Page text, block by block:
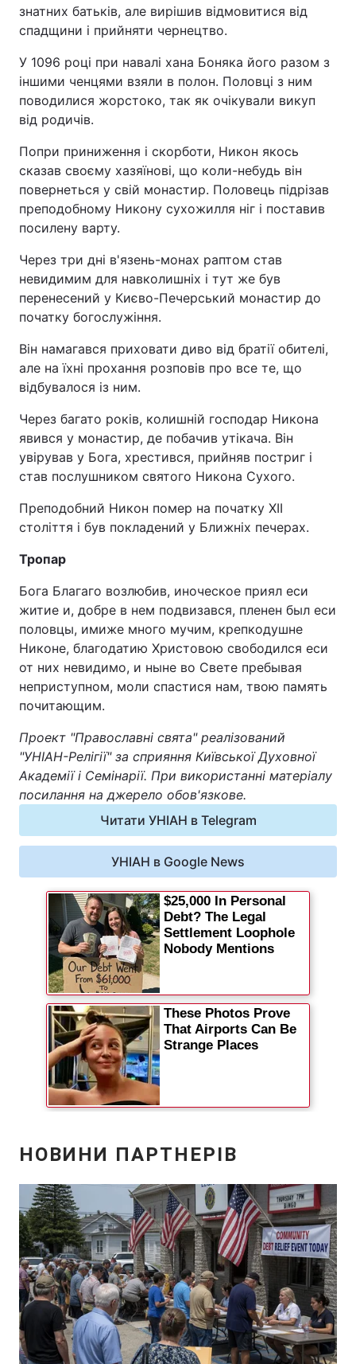
Київ Львів
Дніпро Харків
Одеса
Спорт Наука
Техно і зв'язок Лайт
Здоров'я Туризм
Відео з Youtube Статті
Інтерв'ю Думки
Архів Вакансії
Контакти
ПОСЛУГИ
Реклама на сайті Фотобанк
Моніторинг Пресцентр
знатних батьків, але вирішив відмовитися від
спадщини і прийняти чернецтво.
У 1096 році при навалі хана Боняка його разом з
іншими ченцями взяли в полон. Половці з ним
поводилися жорстоко, так як очікували викуп
від родичів.
Попри приниження і скорботи, Никон якось
сказав своєму хазяїнові, що коли-небудь він
повернеться у свій монастир. Половець підрізав
преподобному Никону сухожилля ніг і поставив
посилену варту.
Через три дні в'язень-монах раптом став
невидимим для навколишніх і тут же був
перенесений у Києво-Печерський монастир до
початку богослужіння.
Він намагався приховати диво від братії обителі,
але на їхні прохання розповів про все те, що
відбувалося із ним.
Через багато років, колишній господар Никона
явився у монастир, де побачив утікача. Він
увірував у Бога, хрестився, прийняв постриг і
став послушником святого Никона Сухого.
Преподобний Никон помер на початку ХІІ
століття і був покладений у Ближніх печерах.
Тропар
Бога Благаго возлюбив, иноческое приял еси
житие и, добре в нем подвизався, пленен был еси
половцы, имиже много мучим, крепкодушне
Никоне, благодатию Христовою свободился еси
от них невидимо, и ныне во Свете пребывая
неприступном, моли спастися нам, твою память
почитающим.
Проект "Православні свята" реалізований
"УНІАН-Релігії" за сприяння Київської Духовної
Академії і Семінарії. При використанні матеріалу
посилання на джерело обов'язкове.
Читати УНІАН в Telegram
УНІАН в Google News